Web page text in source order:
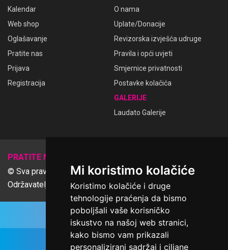
Mi koristimo kolačiće
Koristimo kolačiće i druge
tehnologije praćenja da bismo
poboljšali vaše korisničko
iskustvo na našoj web stranici,
kako bismo vam prikazali
personalizirani sadržaj i ciljane
Kalendar
Web shop
Oglašavanje
Pratite nas
Prijava
Registracija
O nama
Uplate/Donacije
Revizorska izvješća udruge
Pravila i opći uvjeti
Smjernice privatnosti
Postavke kolačića
GALERIJE
Laudato Galerije
PRATITE NAS
© Sva prava pridržana Udruga Ime dobrote
Održavatelj Netcom d.o.o., Riva 6, Rijeka